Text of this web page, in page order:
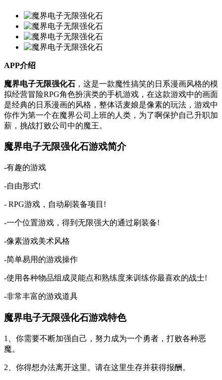
APP介绍
魔界电子无限强化石 ，这是一款魔性搞笑的日系漫画风格的模
拟经营冒险RPG角色扮演类的手机游戏，在这款游戏中的画面
是经典的日系漫画的风格，整体话麦娘是像素的玩法，游戏中
你作为第一个在魔界公司上班的人类，为了啊保护自己升职加
薪，挑战打败公司中的魔王。
魔界电子无限强化石游戏简介
-有趣的游戏
-自由形式!
- RPG游戏，自动刷装备项目!
-一个位置游戏，得到无限强大的通过刷装备!
-像素游戏美术风格
-简单易用的游戏操作
-使用各种物品组成灵能点和熟练度来训练你最喜欢的战士!
-非常丰富的游戏道具
魔界电子无限强化石游戏特色
1、你需要不断加强自己，努力成为一个勇者，打败各种恶
魔。
2、你得想办法离开这里。请在这里生存并获得报酬。